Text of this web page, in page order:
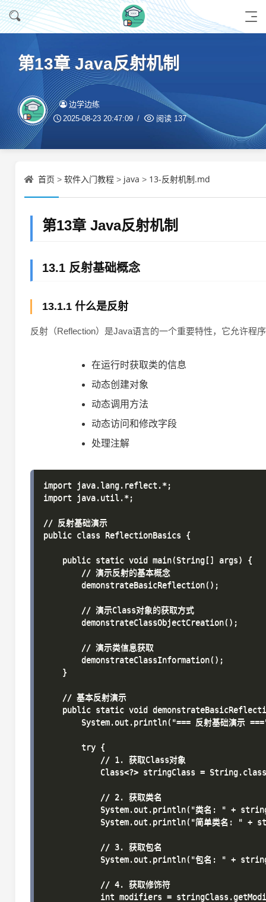
第13章 Java反射机制
边学边练
2025-08-23 20:47:09 阅读 137
首页 > 软件入门教程 > java > 13-反射机制.md
第13章 Java反射机制
13.1 反射基础概念
13.1.1 什么是反射
反射（Reflection）是Java语言的一个重要特性，它允许程
在运行时获取类的信息
动态创建对象
动态调用方法
动态访问和修改字段
处理注解
import java.lang.reflect.*;
import java.util.*;
// 反射基础演示
public class ReflectionBasics {
    public static void main(String[] args) {
        // 演示反射的基本概念
        demonstrateBasicReflection();
        // 演示Class对象的获取方式
        demonstrateClassObjectCreation();
        // 演示类信息获取
        demonstrateClassInformation();
    }
    // 基本反射演示
public static void
System.out.println("=== 反射基础演示
        try {
            // 1. 获取Class对象
Class<?> stringClass =
            // 2. 获取类名
System.out.println("类名: " +
System.out.println("简单类名: " +
            // 3. 获取包名
System.out.println("包名: " +
            // 4. 获取修饰符
int modifiers =